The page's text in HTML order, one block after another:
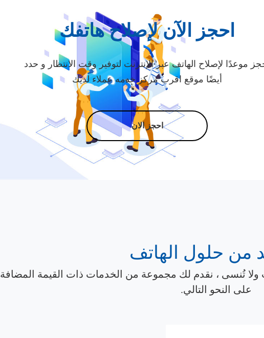
احجز الآن لإصلاح هاتفك
موعدًا لإصلاح الهاتف عبر الإنترنت لتوفير وقت الانتظار و حدد
أيضًا موقع اقرب مركز خدمه عملاء لديك
احجز الان
من حلول الهاتف
ولا تُنسى ، نقدم لك مجموعة من الخدمات ذات القيمة المضافة
على النحو التالي.